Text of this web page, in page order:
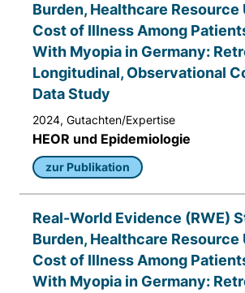
Burden, Healthcare Resource
Cost of Illness Among
With Myopia in Germany:
Longitudinal, Observational
Data Study
2024, Gutachten/Expertise
HEOR und Epidemiologie
zur Publikation
Real-World Evidence (RWE)
Burden, Healthcare Resource
Cost of Illness Among
With Myopia in Germany: